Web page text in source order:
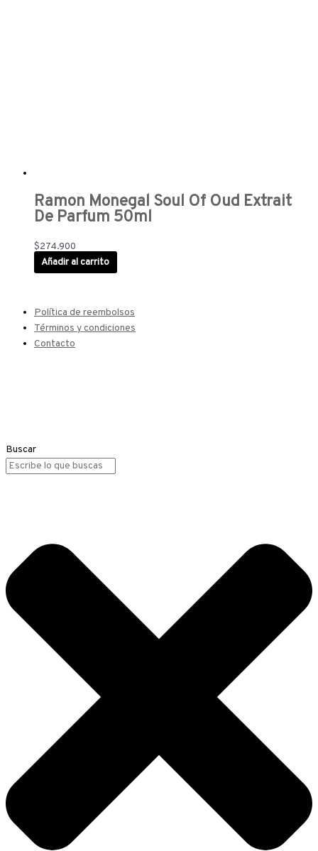
Ramon Monegal Soul Of Oud Extrait
De Parfum 50ml
$274.900
Añadir al carrito
Política de reembolsos
Términos y condiciones
Contacto
Buscar